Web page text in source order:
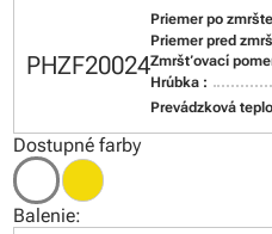
PHZF20024
Priemer po
Priemer pred
Zmršťovací
Hrúbka :
Prevádzková
Dostupné farby
Balenie: